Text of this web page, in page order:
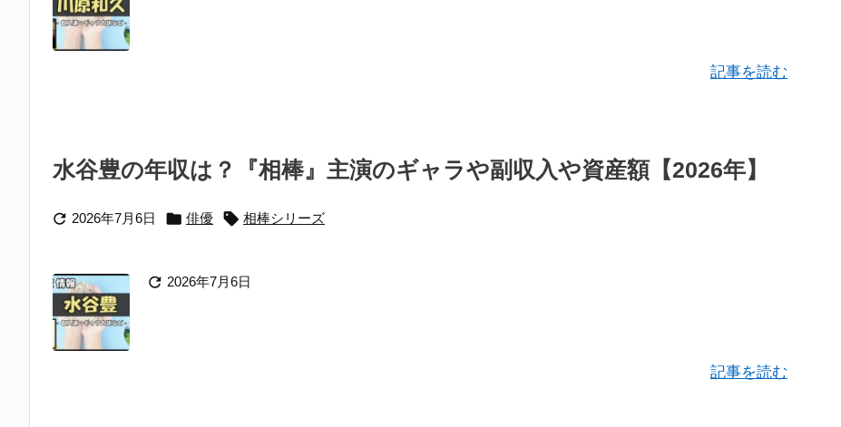
記事を読む
水谷豊の年収は？『相棒』主演のギャラや副収入や資産額【2026年】
 2026年7月6日  俳優  相棒シリーズ
 2026年7月6日
記事を読む